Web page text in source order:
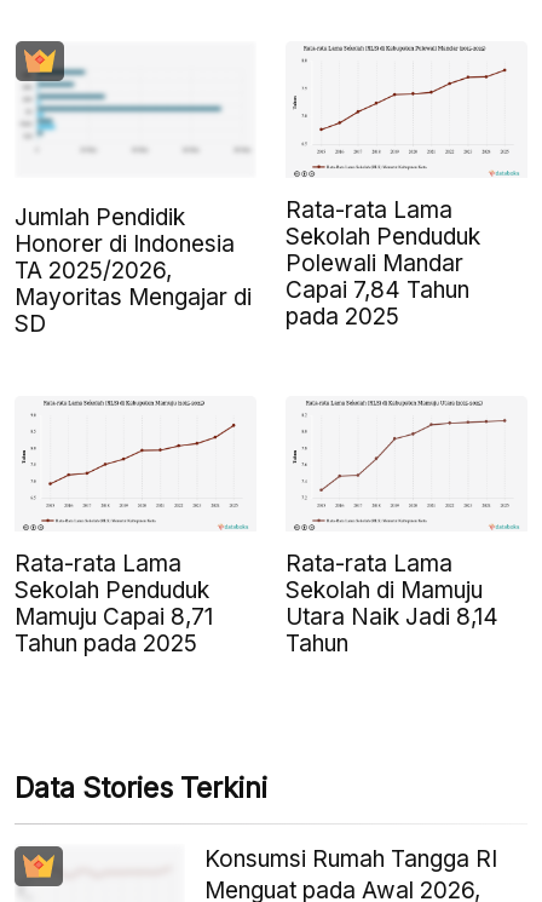
Jumlah Pendidik
Honorer di Indonesia
TA 2025/2026,
Mayoritas Mengajar di
SD
Rata-rata Lama
Sekolah Penduduk
Polewali Mandar
Capai 7,84 Tahun
pada 2025
Rata-rata Lama
Sekolah Penduduk
Mamuju Capai 8,71
Tahun pada 2025
Rata-rata Lama
Sekolah di Mamuju
Utara Naik Jadi 8,14
Tahun
Data Stories Terkini
Konsumsi Rumah Tangga RI
Menguat pada Awal 2026,